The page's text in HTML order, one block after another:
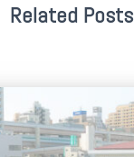
Related Posts